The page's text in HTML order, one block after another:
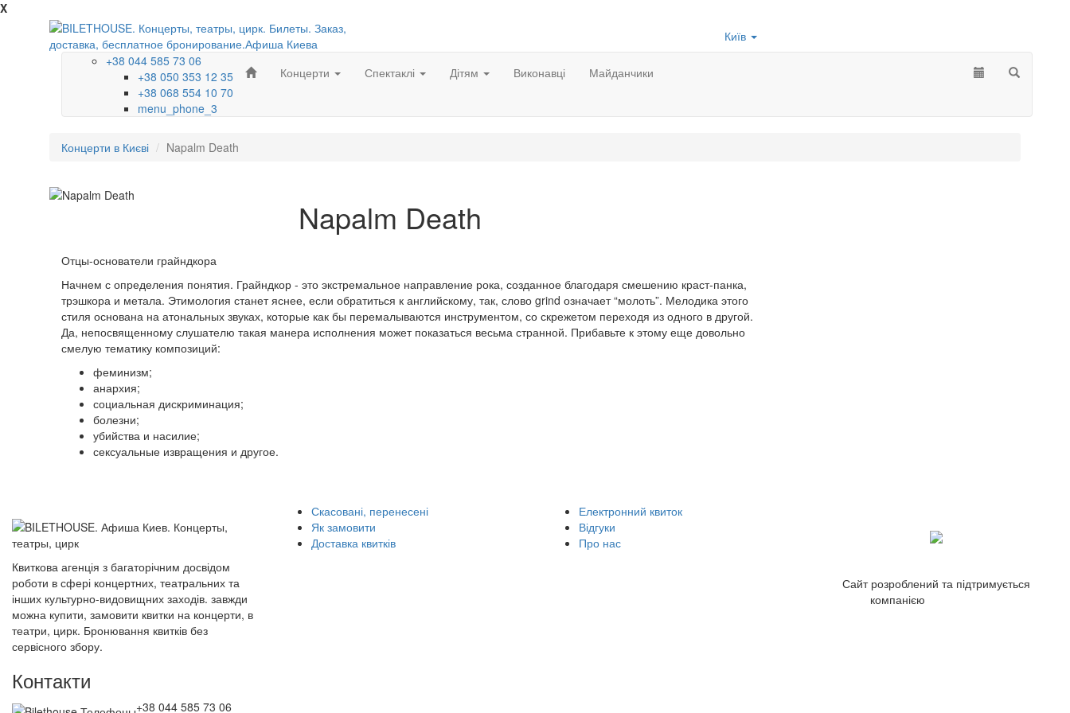
X
Київ
+38 044 585 73 06
+38 050 353 12 35
+38 068 554 10 70
menu_phone_3
Концерти Спектаклі Дітям Виконавці Майданчики
Концерти в Києві Napalm Death
Napalm Death
Отцы-основатели грайндкора
Начнем с определения понятия. Грайндкор - это экстремальное направление рока, созданное благодаря смешению краст-панка,
трэшкора и метала. Этимология станет яснее, если обратиться к английскому, так, слово grind означает “молоть”. Мелодика этого
стиля основана на атональных звуках, которые как бы перемалываются инструментом, со скрежетом переходя из одного в другой.
Да, непосвященному слушателю такая манера исполнения может показаться весьма странной. Прибавьте к этому еще довольно
смелую тематику композиций:
феминизм;
анархия;
социальная дискриминация;
болезни;
убийства и насилие;
сексуальные извращения и другое.
Квиткова агенція з багаторічним досвідом
роботи в сфері концертних, театральних та
інших культурно-видовищних заходів. завжди
можна купити, замовити квитки на концерти, в
театри, цирк. Бронювання квитків без
сервісного збору.
Контакти
+38 044 585 73 06
Скасовані, перенесені
Як замовити
Доставка квитків
Електронний квиток
Відгуки
Про нас
Сайт розроблений та підтримується
компанією